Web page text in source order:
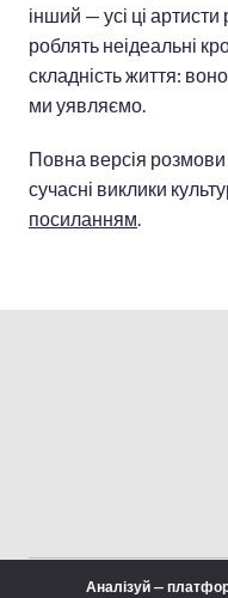
інший — усі ці
роблять неідеальні
складність життя:
ми уявляємо.
Повна версія
сучасні виклики
посиланням.
Аналізуй —